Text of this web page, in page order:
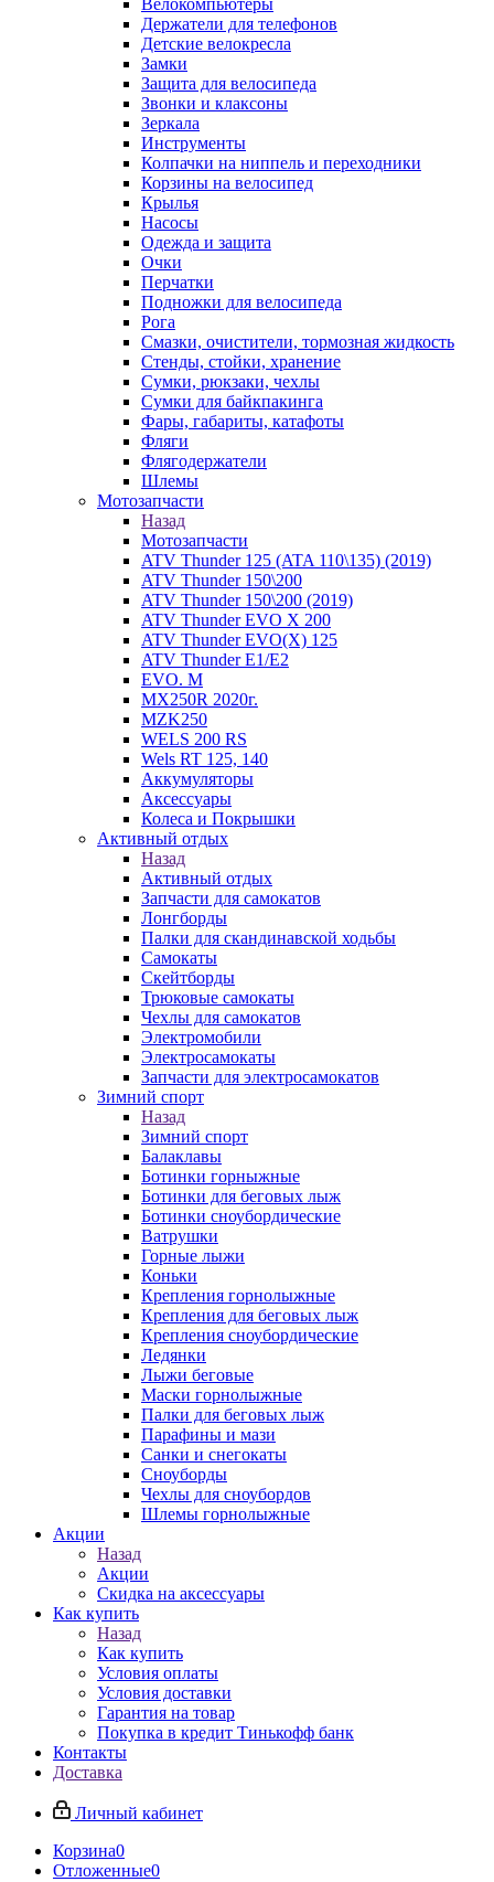
Велокомпьютеры
Держатели для телефонов
Детские велокресла
Замки
Защита для велосипеда
Звонки и клаксоны
Зеркала
Инструменты
Колпачки на ниппель и переходники
Корзины на велосипед
Крылья
Насосы
Одежда и защита
Очки
Перчатки
Подножки для велосипеда
Рога
Смазки, очистители, тормозная жидкость
Стенды, стойки, хранение
Сумки, рюкзаки, чехлы
Сумки для байкпакинга
Фары, габариты, катафоты
Фляги
Флягодержатели
Шлемы
Мотозапчасти
Назад
Мотозапчасти
ATV Thunder 125 (ATA 110\135) (2019)
ATV Thunder 150\200
ATV Thunder 150\200 (2019)
ATV Thunder EVO X 200
ATV Thunder EVO(X) 125
ATV Thunder Е1/Е2
EVO. M
MX250R 2020г.
MZK250
WELS 200 RS
Wels RT 125, 140
Аккумуляторы
Аксессуары
Колеса и Покрышки
Активный отдых
Назад
Активный отдых
Запчасти для самокатов
Лонгборды
Палки для скандинавской ходьбы
Самокаты
Скейтборды
Трюковые самокаты
Чехлы для самокатов
Электромобили
Электросамокаты
Запчасти для электросамокатов
Зимний спорт
Назад
Зимний спорт
Балаклавы
Ботинки горныжные
Ботинки для беговых лыж
Ботинки сноубордические
Ватрушки
Горные лыжи
Коньки
Крепления горнолыжные
Крепления для беговых лыж
Крепления сноубордические
Ледянки
Лыжи беговые
Маски горнолыжные
Палки для беговых лыж
Парафины и мази
Санки и снегокаты
Сноуборды
Чехлы для сноубордов
Шлемы горнолыжные
Акции
Назад
Акции
Скидка на аксессуары
Как купить
Назад
Как купить
Условия оплаты
Условия доставки
Гарантия на товар
Покупка в кредит Тинькофф банк
Контакты
Доставка
Личный кабинет
Корзина0
Отложенные0